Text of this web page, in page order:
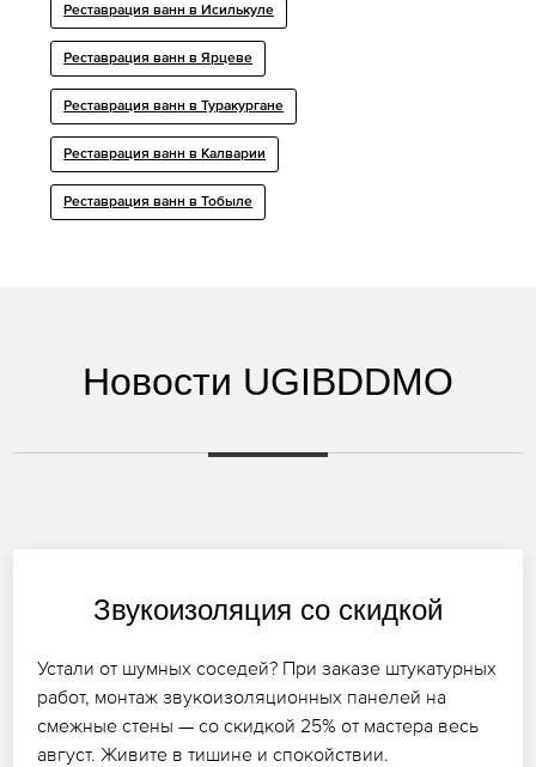
Реставрация ванн в Исилькуле
Реставрация ванн в Ярцеве
Реставрация ванн в Туракургане
Реставрация ванн в Калварии
Реставрация ванн в Тобыле
Новости UGIBDDMO
Звукоизоляция со скидкой
Устали от шумных соседей? При заказе штукатурных
работ, монтаж звукоизоляционных панелей на
смежные стены — со скидкой 25% от мастера весь
август. Живите в тишине и спокойствии.